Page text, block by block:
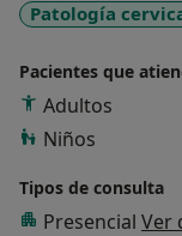
Patología
Pacientes que
Adultos
Niños
Tipos de consulta
Presencial Ver